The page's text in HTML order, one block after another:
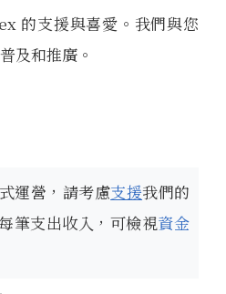
的支援與喜愛。我們與您
及和推廣。
運營，請考慮支援我們的
筆支出收入，可檢視資金